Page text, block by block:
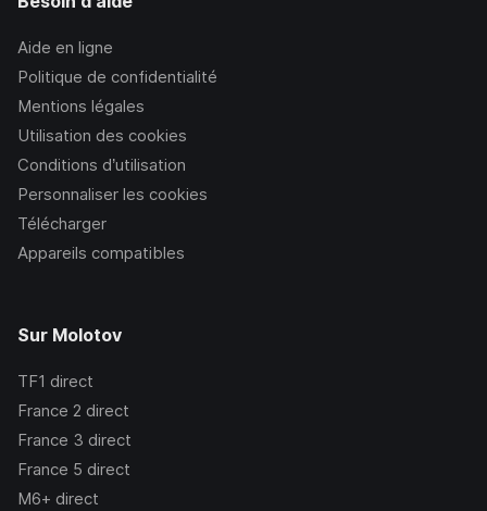
Aide en ligne
Politique de confidentialité
Mentions légales
Utilisation des cookies
Conditions d’utilisation
Personnaliser les cookies
Télécharger
Appareils compatibles
Sur Molotov
TF1 direct
France 2 direct
France 3 direct
France 5 direct
M6+ direct